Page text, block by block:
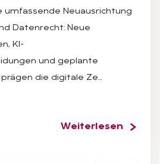
umfassende Neuausrichtung
Datenrecht: Neue
KI-
und geplante
die digitale Ze…
Weiterlesen